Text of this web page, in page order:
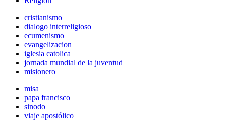
cristianismo
dialogo interreligioso
ecumenismo
evangelizacion
iglesia catolica
jornada mundial de la juventud
misionero
misa
papa francisco
sinodo
viaje apostólico